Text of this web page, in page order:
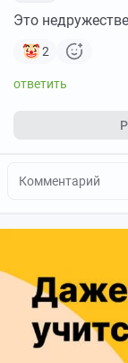
Это
2